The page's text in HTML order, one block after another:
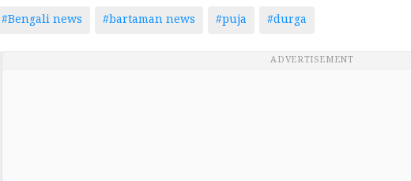
#Bengali news #bartaman news #puja #durga
ADVERTISEMENT